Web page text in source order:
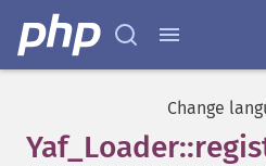
Change